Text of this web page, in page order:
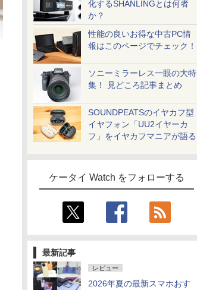
化するSHANLINGとは何者
か？
性能の良いお得な中古PC情
報はこのページでチェック！
ソニーミラーレス一眼の大特
集！ 見どころ記事まとめ
SOUNDPEATSのイヤカフ型
イヤフォン「UU2イヤーカ
フ」をイヤカフマニアが語る
ケータイ Watch をフォローする
最新記事
レビュー
2026年夏の最新スマホおす